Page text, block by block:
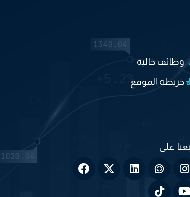
وظائف خالية
خريطة الموقع